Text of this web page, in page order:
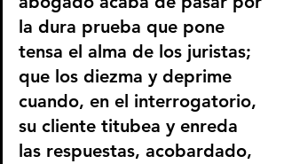
la dura prueba que pone
tensa el alma de los juristas;
que los diezma y deprime
cuando, en el interrogatorio,
su cliente titubea y enreda
las respuestas, acobardado,